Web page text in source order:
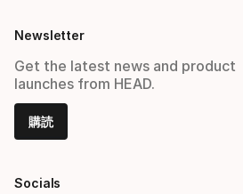
Newsletter
Get the latest news and product
launches from HEAD.
購読
Socials